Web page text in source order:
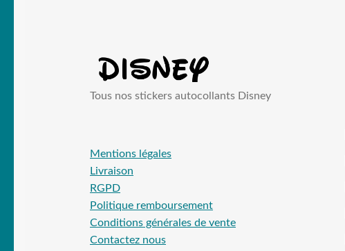
Tous nos stickers autocollants Disney
Mentions légales
Livraison
RGPD
Politique remboursement
Conditions générales de vente
Contactez nous